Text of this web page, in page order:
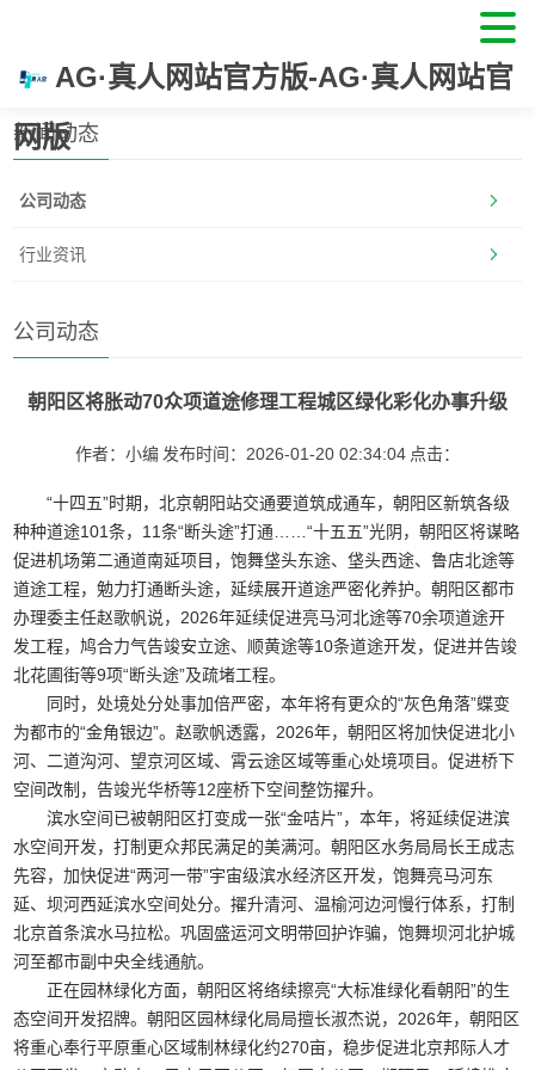
AG·真人网站官方版-AG·真人网站官
网版
首页>新闻动态 >公司动态
新闻动态
公司动态
行业资讯
公司动态
朝阳区将胀动70众项道途修理工程城区绿化彩化办事升级
作者：小编 发布时间：2026-01-20 02:34:04 点击：
“十四五”时期，北京朝阳站交通要道筑成通车，朝阳区新筑各级
种种道途101条，11条“断头途”打通……“十五五”光阴，朝阳区将谋略
促进机场第二通道南延项目，饱舞垡头东途、垡头西途、鲁店北途等
道途工程，勉力打通断头途，延续展开道途严密化养护。朝阳区都市
办理委主任赵歌帆说，2026年延续促进亮马河北途等70余项道途开
发工程，鸠合力气告竣安立途、顺黄途等10条道途开发，促进并告竣
北花圃街等9项“断头途”及疏堵工程。
同时，处境处分处事加倍严密，本年将有更众的“灰色角落”蝶变
为都市的“金角银边”。赵歌帆透露，2026年，朝阳区将加快促进北小
河、二道沟河、望京河区域、霄云途区域等重心处境项目。促进桥下
空间改制，告竣光华桥等12座桥下空间整饬擢升。
滨水空间已被朝阳区打变成一张“金咭片”，本年，将延续促进滨
水空间开发，打制更众邦民满足的美满河。朝阳区水务局局长王成志
先容，加快促进“两河一带”宇宙级滨水经济区开发，饱舞亮马河东
延、坝河西延滨水空间处分。擢升清河、温榆河边河慢行体系，打制
北京首条滨水马拉松。巩固盛运河文明带回护诈骗，饱舞坝河北护城
河至都市副中央全线通航。
正在园林绿化方面，朝阳区将络续擦亮“大标准绿化看朝阳”的生
态空间开发招牌。朝阳区园林绿化局局擅长淑杰说，2026年，朝阳区
将重心奉行平原重心区域制林绿化约270亩，稳步促进北京邦际人才